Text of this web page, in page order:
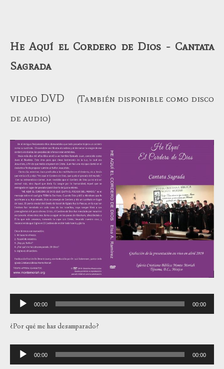
He Aquí el Cordero de Dios - Cantata
Sagrada
video DVD
(También disponible como disco
de audio)
Reproductor
de
audio
00:00 00:00
¿Por qué me has desamparado?
Reproductor
de
00:00 00:00